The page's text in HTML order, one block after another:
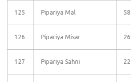
125 Pipariya Mal
126 Pipariya Misar
127 Pipariya Sahni